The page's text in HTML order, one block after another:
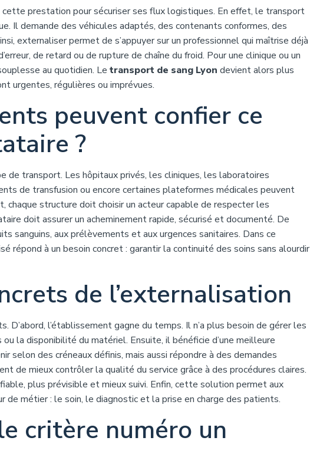
prestation pour sécuriser ses flux logistiques. En effet, le transport
Il demande des véhicules adaptés, des contenants conformes, des
externaliser permet de s’appuyer sur un professionnel qui maîtrise déjà
de retard ou de rupture de chaîne du froid. Pour une clinique ou un
au quotidien. Le transport de sang Lyon devient alors plus
urgentes, régulières ou imprévues.
peuvent confier ce
?
de transport. Les hôpitaux privés, les cliniques, les laboratoires
de transfusion ou encore certaines plateformes médicales peuvent
chaque structure doit choisir un acteur capable de respecter les
doit assurer un acheminement rapide, sécurisé et documenté. De
sanguins, aux prélèvements et aux urgences sanitaires. Dans ce
répond à un besoin concret : garantir la continuité des soins sans alourdir
de l’externalisation
l’établissement gagne du temps. Il n’a plus besoin de gérer les
la disponibilité du matériel. Ensuite, il bénéficie d’une meilleure
selon des créneaux définis, mais aussi répondre à des demandes
de mieux contrôler la qualité du service grâce à des procédures claires.
plus prévisible et mieux suivi. Enfin, cette solution permet aux
de métier : le soin, le diagnostic et la prise en charge des patients.
critère numéro un